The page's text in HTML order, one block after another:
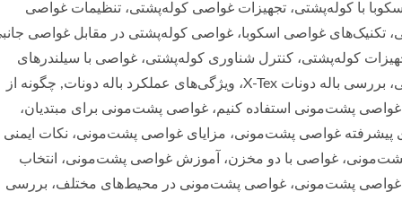
با کوله‌پشتی، تجهیزات غواصی کوله‌پشتی، تنظیمات غواصی
تکنیک‌های غواصی اسکوبا، غواصی کوله‌پشتی در مقابل غواصی
کوله‌پشتی، کنترل شناوری کوله‌پشتی، غواصی با سیلندرهای
کوله‌پشتی، بررسی باله دونات X-Tex، ویژگی‌های عملکرد باله دونات, چگونه از
غواصی پشت‌مونی استفاده کنیم، غواصی پشت‌مونی برای مبتدیان،
پیشرفته غواصی پشت‌مونی، مزایای غواصی پشت‌مونی، نکات ایمنی
غواصی با دو مخزن، آموزش غواصی پشت‌مونی، انتخاب
غواصی پشت‌مونی، غواصی پشت‌مونی در محیط‌های مختلف، بررسی